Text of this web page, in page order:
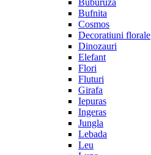
Buburuza
Bufnita
Cosmos
Decoratiuni florale
Dinozauri
Elefant
Flori
Fluturi
Girafa
Iepuras
Ingeras
Jungla
Lebada
Leu